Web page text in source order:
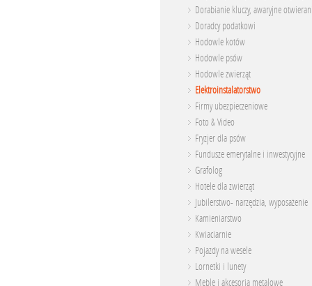
Dorabianie kluczy, awaryjne
Doradcy podatkowi
Hodowle kotów
Hodowle psów
Hodowle zwierząt
Elektroinstalatorstwo
Firmy ubezpieczeniowe
Foto & Video
Fryzjer dla psów
Fundusze emerytalne i inwestycyjne
Grafolog
Hotele dla zwierząt
Jubilerstwo- narzędzia, wyposażenie
Kamieniarstwo
Kwiaciarnie
Pojazdy na wesele
Lornetki i lunety
Meble i akcesoria metalowe